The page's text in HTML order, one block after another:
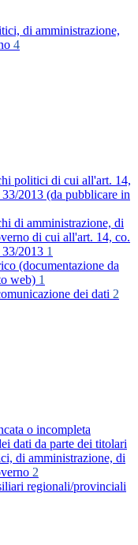
di amministrazione,
4
politici di cui all'art. 14,
2013 (da pubblicare in
di amministrazione, di
di cui all'art. 14, co.
2013 1
(documentazione da
web) 1
dei dati 2
o incompleta
dati da parte dei titolari
di amministrazione, di
2
regionali/provinciali